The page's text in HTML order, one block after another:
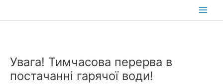
Main
Увага! Тимчасова перерва в
постачанні гарячої води!